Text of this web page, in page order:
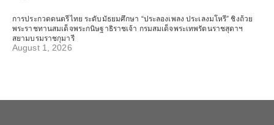
การประกวดดนตรีไทย ระดับมัธยมศึกษา “ประลองเพลง ประเลงมโหรี” ชิงถ้วย
พระราชทานสมเด็จพระกนิษฐาธิราชเจ้า กรมสมเด็จพระเทพรัตนราชสุดาฯ
สยามบรมราชกุมารี
August 1, 2026